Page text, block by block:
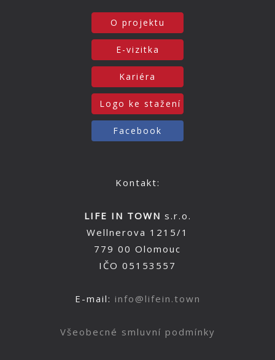
O projektu
E-vizitka
Kariéra
Logo ke stažení
Facebook
Kontakt:
LIFE IN TOWN s.r.o.
Wellnerova 1215/1
779 00 Olomouc
IČO 05153557
E-mail: info@lifein.town
Všeobecné smluvní podmínky